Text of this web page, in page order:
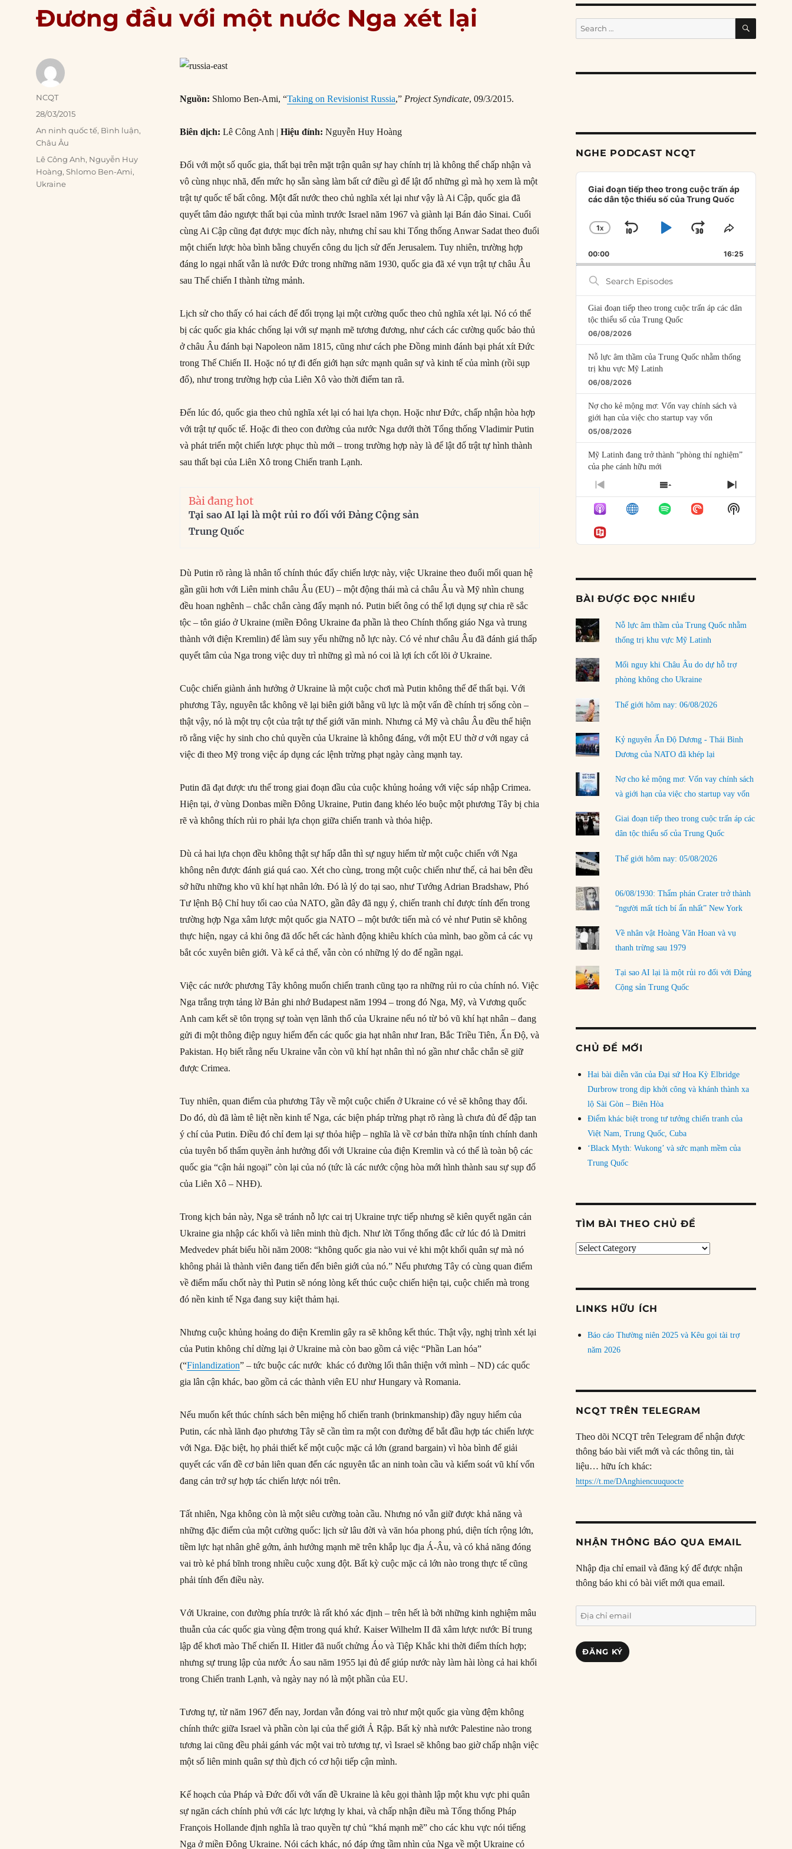
Đương đầu với một nước Nga xét lại
Nguồn: Shlomo Ben-Ami, “Taking on Revisionist Russia,”Project Syndicate, 09/3/2015.
Biên dịch: Lê Công Anh |Hiệu đính: Nguyễn Huy Hoàng
Đối với một số quốc gia, thất bại trên mặt trận quân sự hay chính trị là không thể chấp nhận và
vô cùng nhục nhã, đến mức họ sẵn sàng làm bất cứ điều gì để lật đổ những gì mà họ xem là một
trật tự quốc tế bất công. Một đất nước theo chủ nghĩa xét lại như vậy là Ai Cập, quốc gia đã
quyết tâm đảo ngược thất bại của mình trước Israel năm 1967 và giành lại Bán đảo Sinai. Cuối
cùng Ai Cập cũng đạt được mục đích này, nhưng chỉ sau khi Tổng thống Anwar Sadat theo đuổi
một chiến lược hòa bình bằng chuyến công du lịch sử đến Jerusalem. Tuy nhiên, trường hợp
đáng lo ngại nhất vẫn là nước Đức trong những năm 1930, quốc gia đã xé vụn trật tự châu Âu
sau Thế chiến I thành từng mảnh.
Lịch sử cho thấy có hai cách để đối trọng lại một cường quốc theo chủ nghĩa xét lại. Nó có thể
bị các quốc gia khác chống lại với sự mạnh mẽ tương đương, như cách các cường quốc bảo thủ
ở châu Âu đánh bại Napoleon năm 1815, cũng như cách phe Đồng minh đánh bại phát xít Đức
trong Thế Chiến II. Hoặc nó tự đi đến giới hạn sức mạnh quân sự và kinh tế của mình (rồi sụp
đổ), như trong trường hợp của Liên Xô vào thời điểm tan rã.
Đến lúc đó, quốc gia theo chủ nghĩa xét lại có hai lựa chọn. Hoặc như Đức, chấp nhận hòa hợp
với trật tự quốc tế. Hoặc đi theo con đường của nước Nga dưới thời Tổng thống Vladimir Putin
và phát triển một chiến lược phục thù mới – trong trường hợp này là để lật đổ trật tự hình thành
sau thất bại của Liên Xô trong Chiến tranh Lạnh.
Bài đang hot
Tại sao AI lại là một rủi ro đối với Đảng Cộng sản
Trung Quốc
Dù Putin rõ ràng là nhân tố chính thúc đẩy chiến lược này, việc Ukraine theo đuổi mối quan hệ
gần gũi hơn với Liên minh châu Âu (EU) – một động thái mà cả châu Âu và Mỹ nhìn chung
đều hoan nghênh – chắc chắn càng đẩy mạnh nó. Putin biết ông có thể lợi dụng sự chia rẽ sắc
tộc – tôn giáo ở Ukraine (miền Đông Ukraine đa phần là theo Chính thống giáo Nga và trung
thành với điện Kremlin) để làm suy yếu những nỗ lực này. Có vẻ như châu Âu đã đánh giá thấp
quyết tâm của Nga trong việc duy trì những gì mà nó coi là lợi ích cốt lõi ở Ukraine.
Cuộc chiến giành ảnh hưởng ở Ukraine là một cuộc chơi mà Putin không thể để thất bại. Với
phương Tây, nguyên tắc không vẽ lại biên giới bằng vũ lực là một vấn đề chính trị sống còn –
thật vậy, nó là một trụ cột của trật tự thế giới văn minh. Nhưng cả Mỹ và châu Âu đều thể hiện
rõ rằng việc hy sinh cho chủ quyền của Ukraine là không đáng, với một EU thờ ơ với ngay cả
việc đi theo Mỹ trong việc áp dụng các lệnh trừng phạt ngày càng mạnh tay.
Putin đã đạt được ưu thế trong giai đoạn đầu của cuộc khủng hoảng với việc sáp nhập Crimea.
Hiện tại, ở vùng Donbas miền Đông Ukraine, Putin đang khéo léo buộc một phương Tây bị chia
rẽ và không thích rủi ro phải lựa chọn giữa chiến tranh và thỏa hiệp.
Dù cả hai lựa chọn đều không thật sự hấp dẫn thì sự nguy hiểm từ một cuộc chiến với Nga
không nên được đánh giá quá cao. Xét cho cùng, trong một cuộc chiến như thế, cả hai bên đều
sở hữu những kho vũ khí hạt nhân lớn. Đó là lý do tại sao, như Tướng Adrian Bradshaw, Phó
Tư lệnh Bộ Chỉ huy tối cao của NATO, gần đây đã ngụ ý, chiến tranh chỉ được tính đến trong
trường hợp Nga xâm lược một quốc gia NATO – một bước tiến mà có vẻ như Putin sẽ không
thực hiện, ngay cả khi ông đã dốc hết các hành động khiêu khích của mình, bao gồm cả các vụ
bắt cóc xuyên biên giới. Và kể cả thế, vẫn còn có những lý do để ngần ngại.
Việc các nước phương Tây không muốn chiến tranh cũng tạo ra những rủi ro của chính nó. Việc
Nga trắng trợn tảng lờ Bản ghi nhớ Budapest năm 1994 – trong đó Nga, Mỹ, và Vương quốc
Anh cam kết sẽ tôn trọng sự toàn vẹn lãnh thổ của Ukraine nếu nó từ bỏ vũ khí hạt nhân – đang
gửi đi một thông điệp nguy hiểm đến các quốc gia hạt nhân như Iran, Bắc Triều Tiên, Ấn Độ, và
Pakistan. Họ biết rằng nếu Ukraine vẫn còn vũ khí hạt nhân thì nó gần như chắc chắn sẽ giữ
được Crimea.
Tuy nhiên, quan điểm của phương Tây về một cuộc chiến ở Ukraine có vẻ sẽ không thay đổi.
Do đó, dù đã làm tê liệt nền kinh tế Nga, các biện pháp trừng phạt rõ ràng là chưa đủ để đập tan
ý chí của Putin. Điều đó chỉ đem lại sự thỏa hiệp – nghĩa là về cơ bản thừa nhận tính chính danh
của tuyên bố thẩm quyền ảnh hưởng đối với Ukraine của điện Kremlin và có thể là toàn bộ các
quốc gia “cận hải ngoại” còn lại của nó (tức là các nước cộng hòa mới hình thành sau sự sụp đổ
của Liên Xô – NHĐ).
Trong kịch bản này, Nga sẽ tránh nỗ lực cai trị Ukraine trực tiếp nhưng sẽ kiên quyết ngăn cản
Ukraine gia nhập các khối và liên minh thù địch. Như lời Tổng thống đắc cử lúc đó là Dmitri
Medvedev phát biểu hồi năm 2008: “không quốc gia nào vui vẻ khi một khối quân sự mà nó
không phải là thành viên đang tiến đến biên giới của nó.” Nếu phương Tây có cùng quan điểm
về điểm mấu chốt này thì Putin sẽ nóng lòng kết thúc cuộc chiến hiện tại, cuộc chiến mà trong
đó nền kinh tế Nga đang suy kiệt thảm hại.
Nhưng cuộc khủng hoảng do điện Kremlin gây ra sẽ không kết thúc. Thật vậy, nghị trình xét lại
của Putin không chỉ dừng lại ở Ukraine mà còn bao gồm cả việc “Phần Lan hóa”
(“Finlandization” – tức buộc các nước khác có đường lối thân thiện với mình – ND) các quốc
gia lân cận khác, bao gồm cả các thành viên EU như Hungary và Romania.
Nếu muốn kết thúc chính sách bên miệng hố chiến tranh (brinkmanship) đầy nguy hiểm của
Putin, các nhà lãnh đạo phương Tây sẽ cần tìm ra một con đường để bắt đầu hợp tác chiến lược
với Nga. Đặc biệt, họ phải thiết kế một cuộc mặc cả lớn (grand bargain) vì hòa bình để giải
quyết các vấn đề cơ bản liên quan đến các nguyên tắc an ninh toàn cầu và kiểm soát vũ khí vốn
đang cản trở sự hợp tác chiến lược nói trên.
Tất nhiên, Nga không còn là một siêu cường toàn cầu. Nhưng nó vẫn giữ được khả năng và
những đặc điểm của một cường quốc: lịch sử lâu đời và văn hóa phong phú, diện tích rộng lớn,
tiềm lực hạt nhân ghê gớm, ảnh hưởng mạnh mẽ trên khắp lục địa Á-Âu, và có khả năng đóng
vai trò kẻ phá bĩnh trong nhiều cuộc xung đột. Bất kỳ cuộc mặc cả lớn nào trong thực tế cũng
phải tính đến điều này.
Với Ukraine, con đường phía trước là rất khó xác định – trên hết là bởi những kinh nghiệm mâu
thuẫn của các quốc gia vùng đệm trong quá khứ. Kaiser Wilhelm II đã xâm lược nước Bỉ trung
lập để khơi mào Thế chiến II. Hitler đã nuốt chửng Áo và Tiệp Khắc khi thời điểm thích hợp;
nhưng sự trung lập của nước Áo sau năm 1955 lại đủ để giúp nước này làm hài lòng cả hai khối
trong Chiến tranh Lạnh, và ngày nay nó là một phần của EU.
Tương tự, từ năm 1967 đến nay, Jordan vẫn đóng vai trò như một quốc gia vùng đệm không
chính thức giữa Israel và phần còn lại của thế giới Ả Rập. Bất kỳ nhà nước Palestine nào trong
tương lai cũng đều phải gánh vác một vai trò tương tự, vì Israel sẽ không bao giờ chấp nhận việc
một số liên minh quân sự thù địch có cơ hội tiếp cận mình.
Kế hoạch của Pháp và Đức đối với vấn đề Ukraine là kêu gọi thành lập một khu vực phi quân
sự ngăn cách chính phủ với các lực lượng ly khai, và chấp nhận điều mà Tổng thống Pháp
François Hollande định nghĩa là trao quyền tự chủ “khá mạnh mẽ” cho các khu vực nói tiếng
Nga ở miền Đông Ukraine. Nói cách khác, nó đáp ứng tầm nhìn của Nga về một Ukraine có
Author
NCQT
Posted
28/03/2015
Categories
An ninh quốc tế, Bình luận,
Châu Âu
Tags
Lê Công Anh, Nguyễn Huy
Hoàng,Shlomo Ben-Ami,
Ukraine
Search
for:
SEARCH
NGHE PODCAST NCQT
Audio
Player
Giai đoạn tiếp theo trong cuộc trấn áp
các dân tộc thiểu số của Trung Quốc
CHANGE
RATE
1X
SKIP
BACKWARD
PLAYJUMP
FORWARD
SHARE
EPISODE
00:00 16:25
Search
Episodes
Giai đoạn tiếp theo trong cuộc trấn áp các dân
tộc thiểu số của Trung Quốc
06/08/2026
Nỗ lực âm thầm của Trung Quốc nhằm thống
trị khu vực Mỹ Latinh
06/08/2026
Nợ cho kẻ mộng mơ: Vốn vay chính sách và
giới hạn của việc cho startup vay vốn
05/08/2026
Mỹ Latinh đang trở thành “phòng thí nghiệm”
của phe cánh hữu mới
04/08/2026
Tại sao Trung Quốc phủ nhận cuộc gặp với
Ngoại trưởng Nhật Bản?
04/08/2026
03/08/2026
Đặt cược vào thất bại: Các quỹ đầu tư mạo
rủi ro
02/08/2026
Làm thế nào để kết thúc Chiến tranh Iran?
01/08/2026
Chiến lược kế tiếp của Bắc Kinh ở Biển Đông
31/07/2026
Trật tự thế giới mới: Các nước nhỏ sẽ luôn
phải chịu đựng?
LOAD MORE
PREVIOUS
EPISODE
SHOW
EPISODES
LIST
NEXT
EPISODE
Show
Podcast
BÀI ĐƯỢC ĐỌC NHIỀU
Nỗ lực âm thầm của Trung Quốc nhằm
thống trị khu vực Mỹ Latinh
Mối nguy khi Châu Âu do dự hỗ trợ
phòng không cho Ukraine
Thế giới hôm nay: 06/08/2026
Kỷ nguyên Ấn Độ Dương - Thái Bình
Dương của NATO đã khép lại
Nợ cho kẻ mộng mơ: Vốn vay chính sách
và giới hạn của việc cho startup vay vốn
Giai đoạn tiếp theo trong cuộc trấn áp các
dân tộc thiểu số của Trung Quốc
Thế giới hôm nay: 05/08/2026
06/08/1930: Thẩm phán Crater trở thành
“người mất tích bí ẩn nhất” New York
Về nhân vật Hoàng Văn Hoan và vụ
thanh trừng sau 1979
Tại sao AI lại là một rủi ro đối với Đảng
Cộng sản Trung Quốc
CHỦ ĐỀ MỚI
Hai bài diễn văn của Đại sứ Hoa Kỳ Elbridge
Durbrow trong dịp khởi công và khánh thành xa
lộ Sài Gòn – Biên Hòa
Điểm khác biệt trong tư tưởng chiến tranh của
Việt Nam, Trung Quốc, Cuba
‘Black Myth: Wukong’ và sức mạnh mềm của
Trung Quốc
TÌM BÀI THEO CHỦ ĐỀ
Tìm
LINKS HỮU ÍCH
Báo cáo Thường niên 2025 và Kêu gọi tài trợ
năm 2026
NCQT TRÊN TELEGRAM
Theo dõi NCQT trên Telegram để nhận được
thông báo bài viết mới và các thông tin, tài
liệu… hữu ích khác:
https://t.me/DAnghiencuuquocte
NHẬN THÔNG BÁO QUA EMAIL
Nhập địa chỉ email và đăng ký để được nhận
thông báo khi có bài viết mới qua email.
Địa
chỉ
email
ĐĂNG KÝ